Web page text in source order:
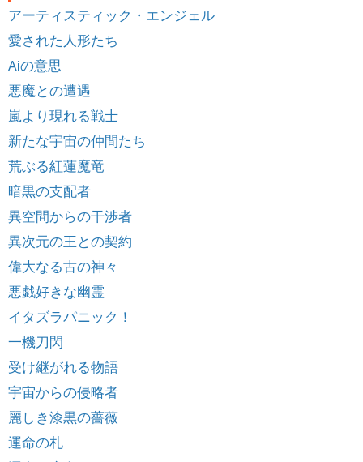
アーティスティック・エンジェル
愛された人形たち
Aiの意思
悪魔との遭遇
嵐より現れる戦士
新たな宇宙の仲間たち
荒ぶる紅蓮魔竜
暗黒の支配者
異空間からの干渉者
異次元の王との契約
偉大なる古の神々
悪戯好きな幽霊
イタズラパニック！
一機刀閃
受け継がれる物語
宇宙からの侵略者
麗しき漆黒の薔薇
運命の札